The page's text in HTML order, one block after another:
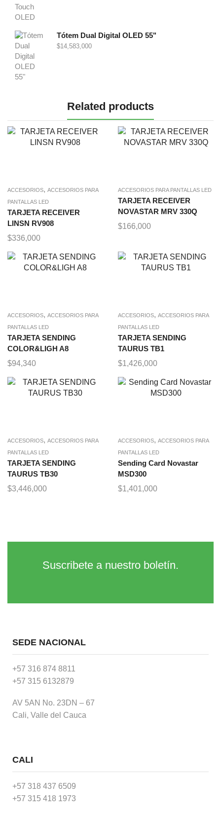
Tótem Dual Digital OLED 55"
$14,583,000
Related products
ACCESORIOS, ACCESORIOS PARA
PANTALLAS LED
TARJETA RECEIVER
LINSN RV908
$336,000
ACCESORIOS PARA PANTALLAS LED
TARJETA RECEIVER
NOVASTAR MRV 330Q
$166,000
ACCESORIOS, ACCESORIOS PARA
PANTALLAS LED
TARJETA SENDING
COLOR&LIGH A8
$94,340
ACCESORIOS, ACCESORIOS PARA
PANTALLAS LED
TARJETA SENDING
TAURUS TB1
$1,426,000
ACCESORIOS, ACCESORIOS PARA
PANTALLAS LED
TARJETA SENDING
TAURUS TB30
$3,446,000
ACCESORIOS, ACCESORIOS PARA
PANTALLAS LED
Sending Card Novastar
MSD300
$1,401,000
Suscribete a nuestro boletín.
SEDE NACIONAL
+57 316 874 8811
+57 315 6132879
AV 5AN No. 23DN – 67
Cali, Valle del Cauca
CALI
+57 318 437 6509
+57 315 418 1973